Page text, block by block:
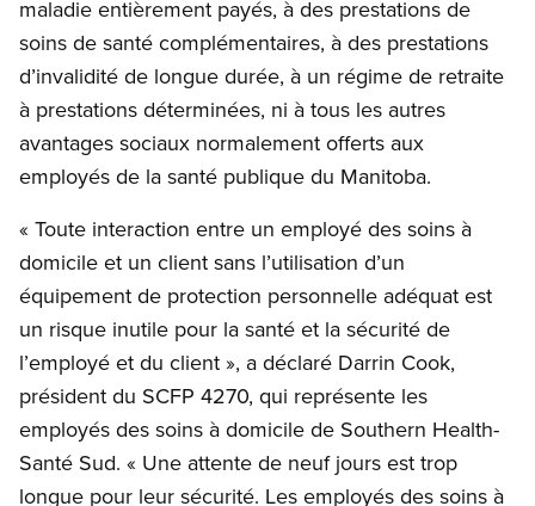
maladie entièrement payés, à des prestations de
soins de santé complémentaires, à des prestations
d’invalidité de longue durée, à un régime de retraite
à prestations déterminées, ni à tous les autres
avantages sociaux normalement offerts aux
employés de la santé publique du Manitoba.
« Toute interaction entre un employé des soins à
domicile et un client sans l’utilisation d’un
équipement de protection personnelle adéquat est
un risque inutile pour la santé et la sécurité de
l’employé et du client », a déclaré Darrin Cook,
président du SCFP 4270, qui représente les
employés des soins à domicile de Southern Health-
Santé Sud. « Une attente de neuf jours est trop
longue pour leur sécurité. Les employés des soins à